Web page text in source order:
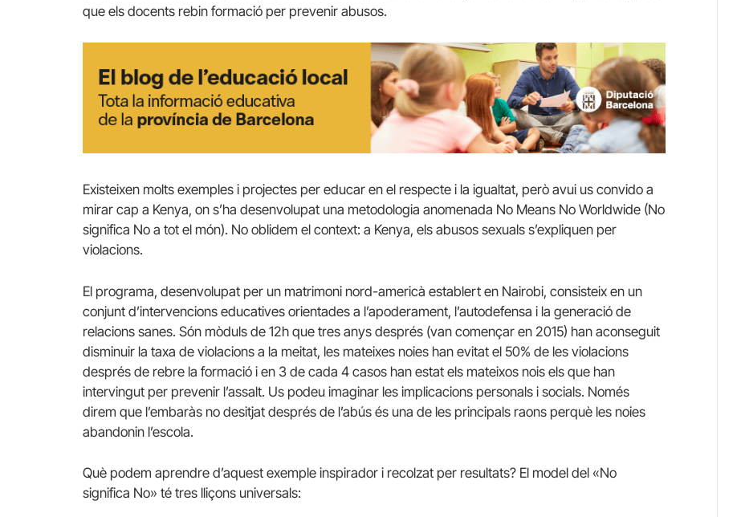
que els docents rebin formació per prevenir abusos.
Existeixen molts exemples i projectes per educar en el respecte i la igualtat, però avui us convido a
mirar cap a Kenya, on s’ha desenvolupat una metodologia anomenada No Means No Worldwide (No
significa No a tot el món). No oblidem el context: a Kenya, els abusos sexuals s’expliquen per
violacions.
El programa, desenvolupat per un matrimoni nord-americà establert en Nairobi, consisteix en un
conjunt d’intervencions educatives orientades a l’apoderament, l’autodefensa i la generació de
relacions sanes. Són mòduls de 12h que tres anys després (van començar en 2015) han aconseguit
disminuir la taxa de violacions a la meitat, les mateixes noies han evitat el 50% de les violacions
després de rebre la formació i en 3 de cada 4 casos han estat els mateixos nois els que han
intervingut per prevenir l’assalt. Us podeu imaginar les implicacions personals i socials. Només
direm que l’embaràs no desitjat després de l’abús és una de les principals raons perquè les noies
abandonin l’escola.
Què podem aprendre d’aquest exemple inspirador i recolzat per resultats? El model del «No
significa No» té tres lliçons universals: